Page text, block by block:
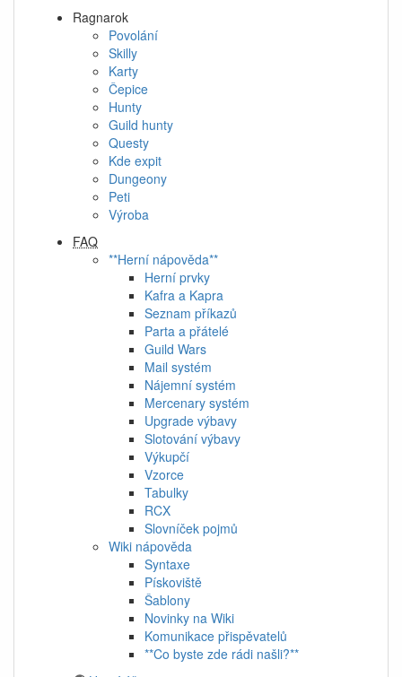
Ragnarok
Povolání
Skilly
Karty
Čepice
Hunty
Guild hunty
Questy
Kde expit
Dungeony
Peti
Výroba
FAQ
**Herní nápověda**
Herní prvky
Kafra a Kapra
Seznam příkazů
Parta a přátelé
Guild Wars
Mail systém
Nájemní systém
Mercenary systém
Upgrade výbavy
Slotování výbavy
Výkupčí
Vzorce
Tabulky
RCX
Slovníček pojmů
Wiki nápověda
Syntaxe
Pískoviště
Šablony
Novinky na Wiki
Komunikace přispěvatelů
**Co byste zde rádi našli?**